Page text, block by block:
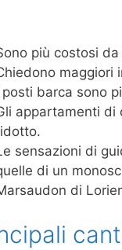
più costosi
maggiori
posti barca sono
appartamenti di
sensazioni di
di un
di